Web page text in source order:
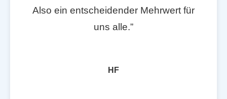
Also ein entscheidender Mehrwert für
uns alle.”
HF